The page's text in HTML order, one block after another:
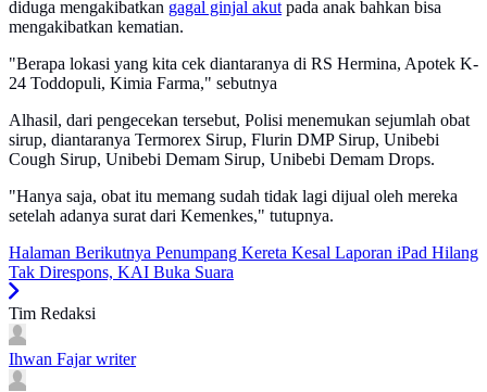
diduga mengakibatkan gagal ginjal akut pada anak bahkan bisa
mengakibatkan kematian.
"Berapa lokasi yang kita cek diantaranya di RS Hermina, Apotek K-
24 Toddopuli, Kimia Farma," sebutnya
Alhasil, dari pengecekan tersebut, Polisi menemukan sejumlah obat
sirup, diantaranya Termorex Sirup, Flurin DMP Sirup, Unibebi
Cough Sirup, Unibebi Demam Sirup, Unibebi Demam Drops.
"Hanya saja, obat itu memang sudah tidak lagi dijual oleh mereka
setelah adanya surat dari Kemenkes," tutupnya.
Halaman Berikutnya Penumpang Kereta Kesal Laporan iPad Hilang
Tak Direspons, KAI Buka Suara
Tim Redaksi
Ihwan Fajar writer